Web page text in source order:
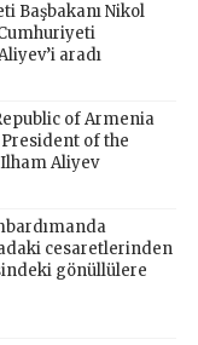
Başbakanı Nikol
aradı
of Armenia
of the
Aliyev
cesaretlerinden
gönüllülere